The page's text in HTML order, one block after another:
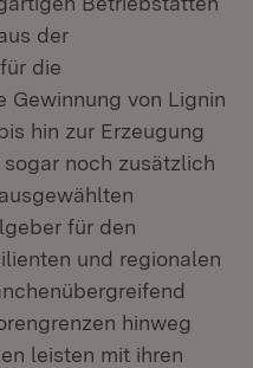
der
die
Gewinnung von Lignin
hin zur Erzeugung
noch zusätzlich
für den
und regionalen
hinweg
leisten mit ihren